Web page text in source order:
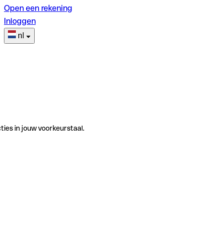
Open een rekening
Inloggen
nl
in jouw voorkeurstaal.